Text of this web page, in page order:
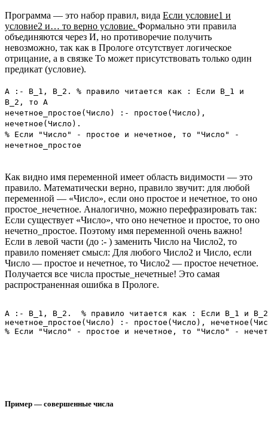
Программа — это набор правил, вида Если условие1 и
условие2 и… то верно условие. Формально эти правила
объединяются через И, но противоречие получить
невозможно, так как в Прологе отсутствует логическое
отрицание, а в связке То может присутствовать только один
предикат (условие).
A :- B_1, B_2. % правило читается как : Если B_1 и
B_2, то A
нечетное_простое(Число) :- простое(Число),
нечетное(Число).
% Если "Число" - простое и нечетное, то "Число" -
нечетное_простое
Как видно имя переменной имеет область видимости — это
правило. Математически верно, правило звучит: для любой
переменной — «Число», если оно простое и нечетное, то оно
простое_нечетное. Аналогично, можно перефразировать так:
Если существует «Число», что оно нечетное и простое, то оно
нечетно_простое. Поэтому имя переменной очень важно!
Если в левой части (до :- ) заменить Число на Число2, то
правило поменяет смысл: Для любого Число2 и Число, если
Число — простое и нечетное, то Число2 — простое нечетное.
Получается все числа простые_нечетные! Это самая
распространенная ошибка в Прологе.
A :- B_1, B_2.  % правило читается как : Если B_1 и
нечетное_простое(Число) :- простое(Число),
Пример — совершенные числа